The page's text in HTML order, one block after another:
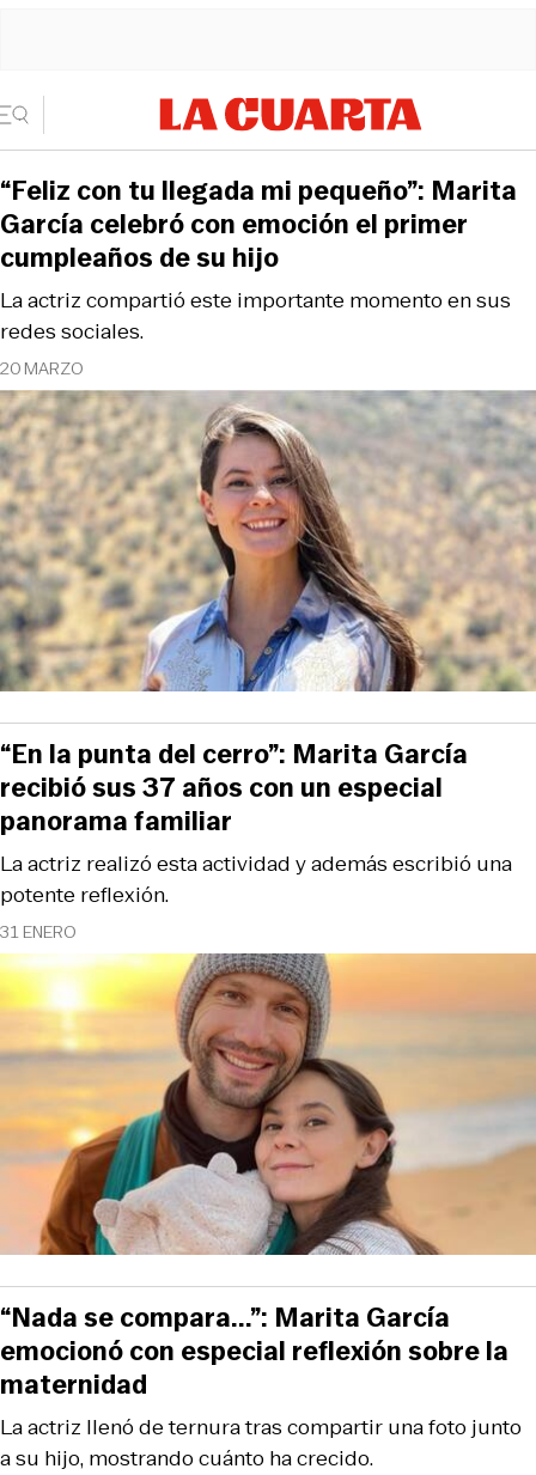
20 MARZO
La actriz compartió este importante momento en sus
redes sociales.
“Feliz con tu llegada mi pequeño”: Marita
García celebró con emoción el primer
cumpleaños de su hijo
31 ENERO
La actriz realizó esta actividad y además escribió una
potente reflexión.
“En la punta del cerro”: Marita García
recibió sus 37 años con un especial
panorama familiar
La actriz llenó de ternura tras compartir una foto junto
a su hijo, mostrando cuánto ha crecido.
“Nada se compara...”: Marita García
emocionó con especial reflexión sobre la
maternidad